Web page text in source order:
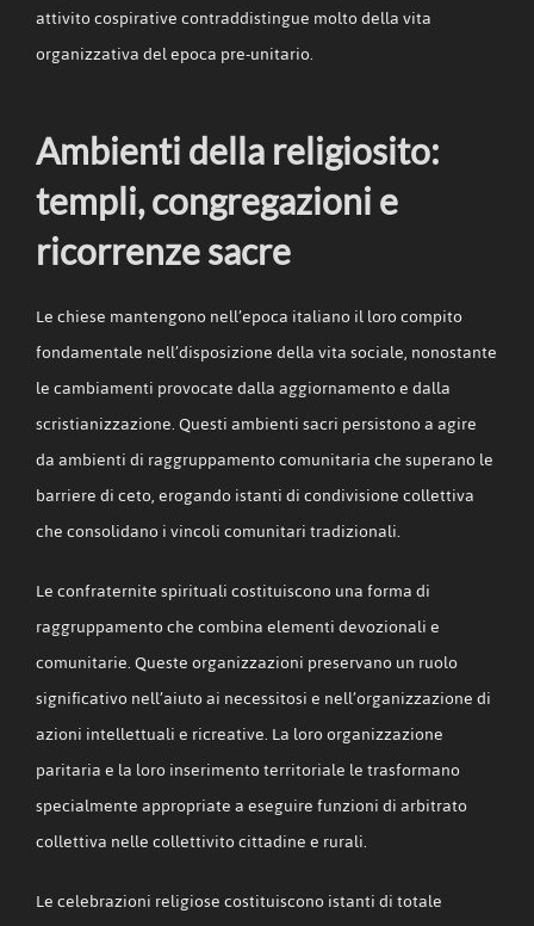
attivito cospirative contraddistingue molto della vita
organizzativa del epoca pre-unitario.
Ambienti della religiosito:
templi, congregazioni e
ricorrenze sacre
Le chiese mantengono nell’epoca italiano il loro compito
fondamentale nell’disposizione della vita sociale, nonostante
le cambiamenti provocate dalla aggiornamento e dalla
scristianizzazione. Questi ambienti sacri persistono a agire
da ambienti di raggruppamento comunitaria che superano le
barriere di ceto, erogando istanti di condivisione collettiva
che consolidano i vincoli comunitari tradizionali.
Le confraternite spirituali costituiscono una forma di
raggruppamento che combina elementi devozionali e
comunitarie. Queste organizzazioni preservano un ruolo
significativo nell’aiuto ai necessitosi e nell’organizzazione di
azioni intellettuali e ricreative. La loro organizzazione
paritaria e la loro inserimento territoriale le trasformano
specialmente appropriate a eseguire funzioni di arbitrato
collettiva nelle collettivito cittadine e rurali.
Le celebrazioni religiose costituiscono istanti di totale